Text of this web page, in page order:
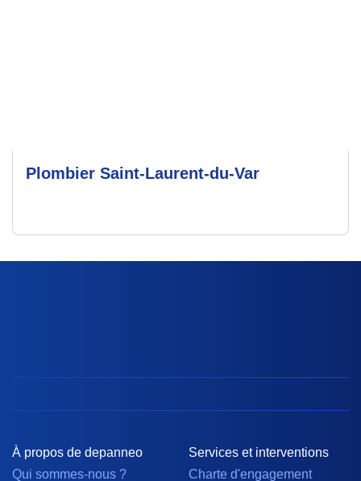
Plombier Saint-Laurent-du-Var
À propos de depanneo
Qui sommes-nous ?
Services et interventions
Charte d'engagement